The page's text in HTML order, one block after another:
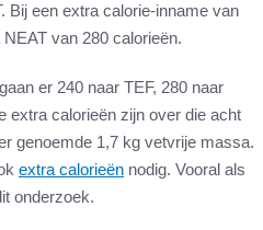
Bij een extra calorie-inname van
van 280 calorieën.
er 240 naar TEF, 280 naar
extra calorieën zijn over die acht
genoemde 1,7 kg vetvrije massa.
extra calorieën nodig. Vooral als
onderzoek.